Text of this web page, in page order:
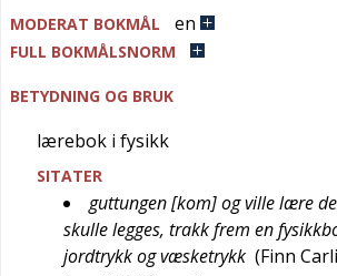
MODERAT BOKMÅL en
FULL BOKMÅLSNORM
BETYDNING OG BRUK
lærebok i fysikk
SITATER
guttungen [kom] og ville lære
skulle legges, trakk frem en
jordtrykk og væsketrykk (Finn